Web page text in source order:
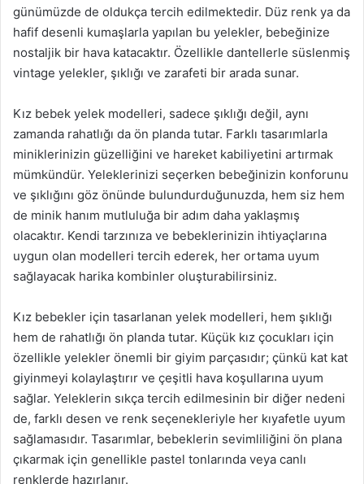
günümüzde de oldukça tercih edilmektedir. Düz renk ya da
hafif desenli kumaşlarla yapılan bu yelekler, bebeğinize
nostaljik bir hava katacaktır. Özellikle dantellerle süslenmiş
vintage yelekler, şıklığı ve zarafeti bir arada sunar.
Kız bebek yelek modelleri, sadece şıklığı değil, aynı
zamanda rahatlığı da ön planda tutar. Farklı tasarımlarla
miniklerinizin güzelliğini ve hareket kabiliyetini artırmak
mümkündür. Yeleklerinizi seçerken bebeğinizin konforunu
ve şıklığını göz önünde bulundurduğunuzda, hem siz hem
de minik hanım mutluluğa bir adım daha yaklaşmış
olacaktır. Kendi tarzınıza ve bebeklerinizin ihtiyaçlarına
uygun olan modelleri tercih ederek, her ortama uyum
sağlayacak harika kombinler oluşturabilirsiniz.
Kız bebekler için tasarlanan yelek modelleri, hem şıklığı
hem de rahatlığı ön planda tutar. Küçük kız çocukları için
özellikle yelekler önemli bir giyim parçasıdır; çünkü kat kat
giyinmeyi kolaylaştırır ve çeşitli hava koşullarına uyum
sağlar. Yeleklerin sıkça tercih edilmesinin bir diğer nedeni
de, farklı desen ve renk seçenekleriyle her kıyafetle uyum
sağlamasıdır. Tasarımlar, bebeklerin sevimliliğini ön plana
çıkarmak için genellikle pastel tonlarında veya canlı
renklerde hazırlanır.